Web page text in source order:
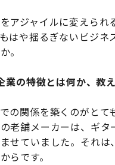
アジャイルに変えら
はや揺るぎないビジ
。
の特徴とは何か、教え
の関係を築くのがと
老舗メーカーは、ギ
せていました。それ
らです。